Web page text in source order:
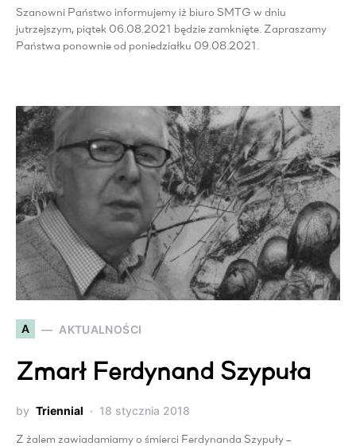
Szanowni Państwo informujemy iż biuro SMTG w dniu
jutrzejszym, piątek 06.08.2021 będzie zamknięte. Zapraszamy
Państwa ponownie od poniedziałku 09.08.2021.
A AKTUALNOŚCI
Zmarł Ferdynand Szypuła
by Triennial 18 stycznia 2018
Z żalem zawiadamiamy o śmierci Ferdynanda Szypuły –